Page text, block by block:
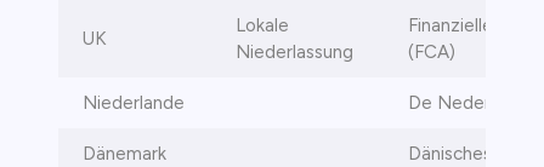
UK
Lokale
Niederlassung
Finanzielle
(FCA)
Niederlande De
Dänemark Dänisches